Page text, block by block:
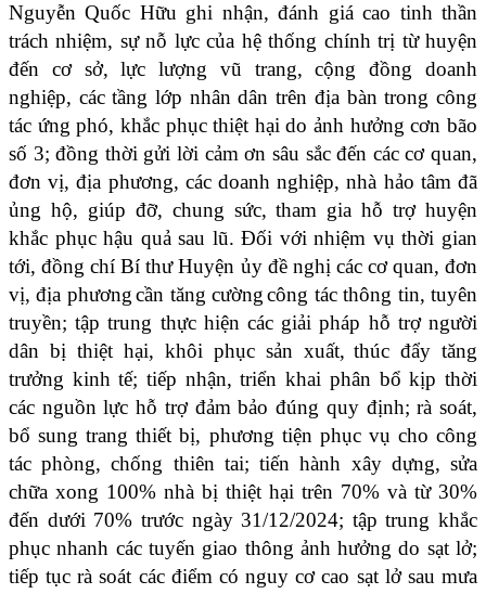
Nguyễn Quốc Hữu ghi nhận, đánh giá cao tinh thần
trách nhiệm, sự nỗ lực của hệ thống chính trị từ huyện
đến cơ sở, lực lượng vũ trang, cộng đồng doanh
nghiệp, các tầng lớp nhân dân trên địa bàn trong công
tác ứng phó, khắc phục thiệt hại do ảnh hưởng cơn bão
số 3; đồng thời gửi lời cảm ơn sâu sắc đến các cơ quan,
đơn vị, địa phương, các doanh nghiệp, nhà hảo tâm đã
ủng hộ, giúp đỡ, chung sức, tham gia hỗ trợ huyện
khắc phục hậu quả sau lũ. Đối với nhiệm vụ thời gian
tới, đồng chí Bí thư Huyện ủy đề nghị các cơ quan, đơn
vị, địa phương cần tăng cường công tác thông tin, tuyên
truyền; tập trung thực hiện các giải pháp hỗ trợ người
dân bị thiệt hại, khôi phục sản xuất, thúc đẩy tăng
trưởng kinh tế; tiếp nhận, triển khai phân bổ kịp thời
các nguồn lực hỗ trợ đảm bảo đúng quy định; rà soát,
bổ sung trang thiết bị, phương tiện phục vụ cho công
tác phòng, chống thiên tai; tiến hành xây dựng, sửa
chữa xong 100% nhà bị thiệt hại trên 70% và từ 30%
đến dưới 70% trước ngày 31/12/2024; tập trung khắc
phục nhanh các tuyến giao thông ảnh hưởng do sạt lở;
tiếp tục rà soát các điểm có nguy cơ cao sạt lở sau mưa